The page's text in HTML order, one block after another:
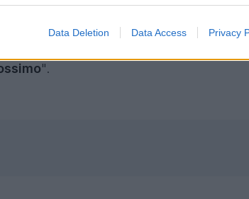
Data Deletion Data Access Privacy
time oggi e poi il derby farlo
farà magari 90' per poi fare tutta la
".